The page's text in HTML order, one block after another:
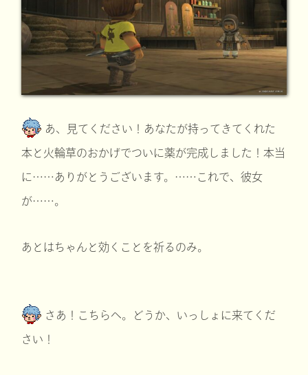
あ、見てください！あなたが持ってきてくれた
本と火輪草のおかげでついに薬が完成しました！本当
に……ありがとうございます。……これで、彼女
が……。
あとはちゃんと効くことを祈るのみ。
さあ！こちらへ。どうか、いっしょに来てくだ
さい！